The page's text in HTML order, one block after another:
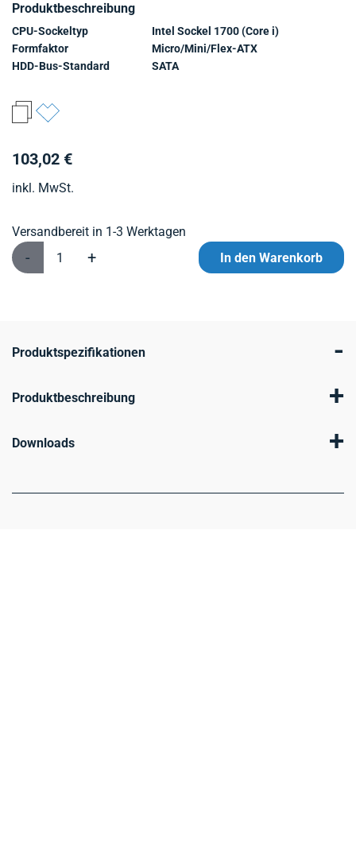
Produktbeschreibung
CPU-Sockeltyp
Formfaktor
HDD-Bus-Standard
Intel Sockel 1700 (Core i)
Micro/Mini/Flex-ATX
SATA
103,02 €
inkl. MwSt.
Versandbereit in 1-3 Werktagen
- + In den Warenkorb
Produktspezifikationen -
Produktbeschreibung +
Downloads +